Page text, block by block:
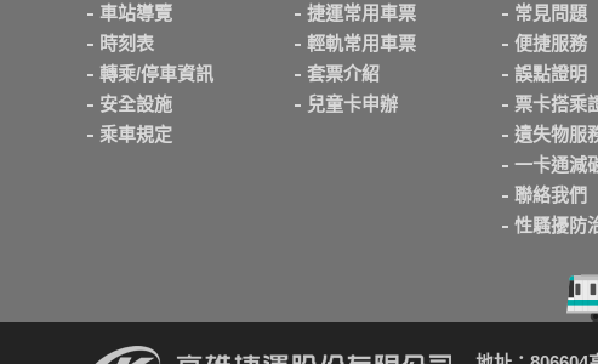
車站導覽
時刻表
轉乘/停車資訊
安全設施
乘車規定
捷運常用車票
輕軌常用車票
套票介紹
兒童卡申辦
常見問題
便捷服務
誤點證明
票卡搭乘
遺失物服
一卡通減
聯絡我們
性騷擾防